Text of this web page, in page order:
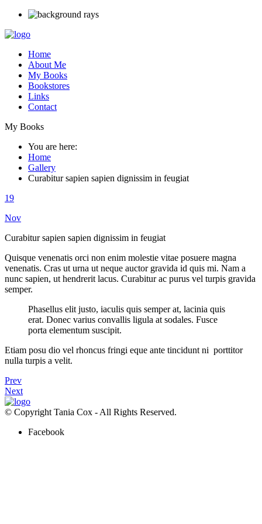
Home
About Me
My Books
Bookstores
Links
Contact
My Books
You are here:
Home
Gallery
Curabitur sapien sapien dignissim in feugiat
19
Nov
Curabitur sapien sapien dignissim in feugiat
Quisque venenatis orci non enim molestie vitae posuere magna
venenatis. Cras ut urna ut neque auctor gravida id quis mi. Nam a
nunc sapien, ut hendrerit lacus. Curabitur ac purus vel turpis gravida
semper.
Phasellus elit justo, iaculis quis semper at, lacinia quis
erat. Donec varius convallis ligula at sodales. Fusce
porta elementum suscipit.
Etiam posu dio vel rhoncus fringi eque ante tincidunt ni porttitor
nulla turpis a velit.
Prev
Next
© Copyright Tania Cox - All Rights Reserved.
Facebook